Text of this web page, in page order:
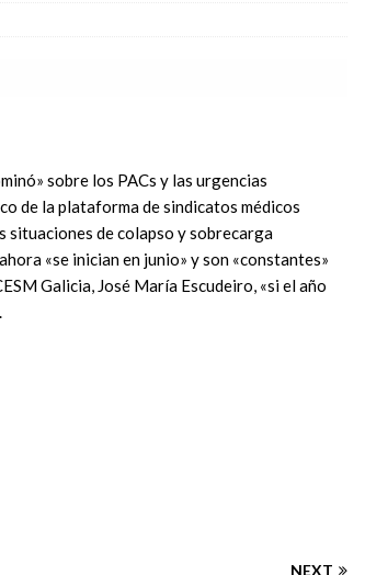
sobre los PACs y las urgencias
de la plataforma de sindicatos médicos
situaciones de colapso y sobrecarga
«se inician en junio» y son «constantes»
Galicia, José María Escudeiro, «si el año
NEXT